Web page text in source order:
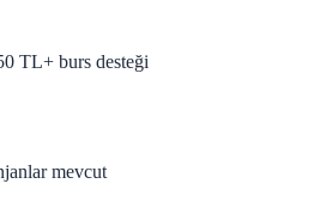
TL+ burs desteği
mevcut